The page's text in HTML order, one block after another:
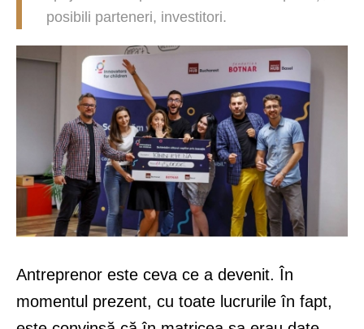
posibili parteneri, investitori.
Antreprenor este ceva ce a devenit. În
momentul prezent, cu toate lucrurile în fapt,